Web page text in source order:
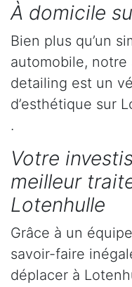
À domicile
Bien plus qu’un
automobile,
detailing est un
d’esthétique sur
.
Votre
meilleur
Lotenhulle
Grâce à un
savoir-faire
déplacer à